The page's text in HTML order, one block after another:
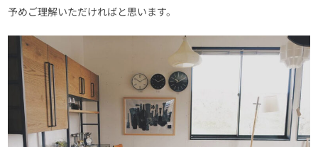
予めご理解いただければと思います。